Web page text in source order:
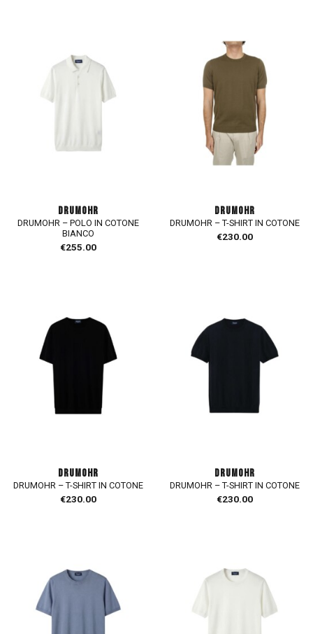
DRUMOHR
DRUMOHR – POLO IN COTONE
BIANCO
€255.00
DRUMOHR
DRUMOHR – T-SHIRT IN COTONE
€230.00
DRUMOHR
DRUMOHR – T-SHIRT IN COTONE
€230.00
DRUMOHR
DRUMOHR – T-SHIRT IN COTONE
€230.00